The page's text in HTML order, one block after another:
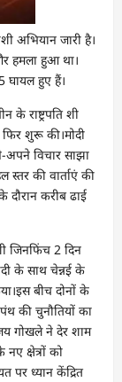
अभियान जारी है।
हमला हुआ था।
घायल हुए हैं।
के राष्ट्रपति शी
शुरू की।मोदी
अपने विचार साझा
स्तर की वार्ताएं की
दौरान करीब ढाई
जिनफिंच 2 दिन
के साथ चेन्नई के
बीच दोनों के
की चुनौतियों का
गोखले ने देर शाम
क्षेत्रों को
पर ध्यान केंद्रित